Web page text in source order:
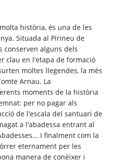
història, és una de les
Situada al Pirineu de
conserven alguns dels
clau en l'etapa de formació
moltes llegendes, la més
Arnau. La
moments de la història
per no pagar als
de l'escala del santuari de
a l'abadessa entrant al
I finalment com la
eternament per les
manera de conèixer i